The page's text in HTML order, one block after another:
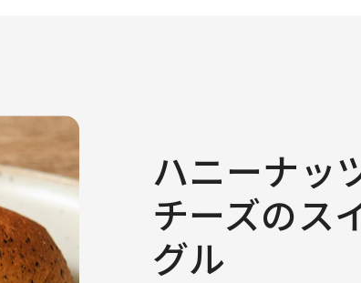
ハニーナッ
チーズのス
グル